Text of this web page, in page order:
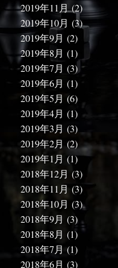
2019年11月(2)
2019年10月 (3)
2019年9月 (2)
2019年8月 (1)
2019年7月 (3)
2019年6月 (1)
2019年5月 (6)
2019年4月 (1)
2019年3月 (3)
2019年2月 (2)
2019年1月 (1)
2018年12月 (3)
2018年11月 (3)
2018年10月 (3)
2018年9月 (3)
2018年8月 (1)
2018年7月 (1)
2018年6月 (3)